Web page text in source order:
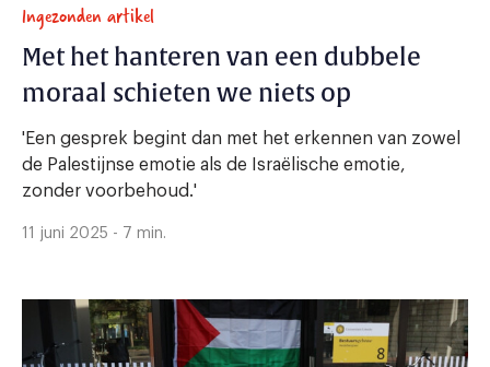
Ingezonden artikel
Met het hanteren van een dubbele
moraal schieten we niets op
'Een gesprek begint dan met het erkennen van zowel
de Palestijnse emotie als de Israëlische emotie,
zonder voorbehoud.'
11 juni 2025 - 7 min.